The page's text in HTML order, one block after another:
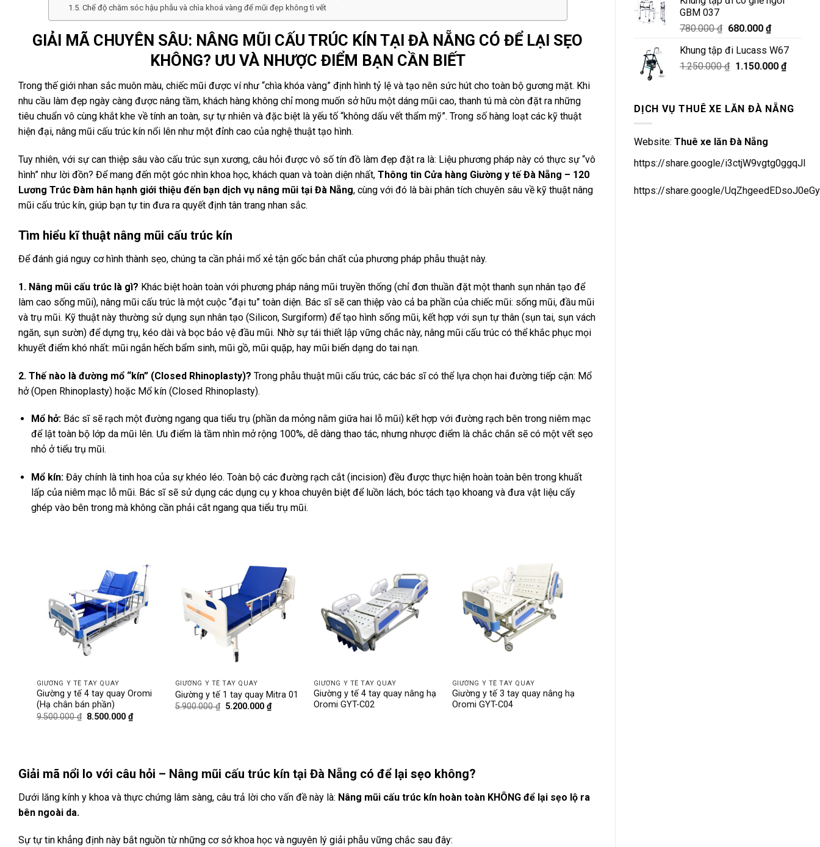
Chế độ chăm sóc hậu phẫu và chìa khoá vàng để mũi đẹp không tì vết
GIẢI MÃ CHUYÊN SÂU: NÂNG MŨI CẤU TRÚC KÍN TẠI ĐÀ NẴNG CÓ ĐỂ LẠI SẸO
KHÔNG? ƯU VÀ NHƯỢC ĐIỂM BẠN CẦN BIẾT
Trong thế giới nhan sắc muôn màu, chiếc mũi được ví như “chìa khóa vàng” định hình tỷ lệ và tạo nên sức hút cho toàn bộ gương mặt. Khi
nhu cầu làm đẹp ngày càng được nâng tầm, khách hàng không chỉ mong muốn sở hữu một dáng mũi cao, thanh tú mà còn đặt ra những
tiêu chuẩn vô cùng khắt khe về tính an toàn, sự tự nhiên và đặc biệt là yếu tố “không dấu vết thẩm mỹ”. Trong số hàng loạt các kỹ thuật
hiện đại, nâng mũi cấu trúc kín nổi lên như một đỉnh cao của nghệ thuật tạo hình.
Tuy nhiên, với sự can thiệp sâu vào cấu trúc sụn xương, câu hỏi được vô số tín đồ làm đẹp đặt ra là: Liệu phương pháp này có thực sự “vô
hình” như lời đồn? Để mang đến một góc nhìn khoa học, khách quan và toàn diện nhất, Thông tin Cửa hàng Giường y tế Đà Nẵng – 120
Lương Trúc Đàm hân hạnh giới thiệu đến bạn dịch vụ nâng mũi tại Đà Nẵng, cùng với đó là bài phân tích chuyên sâu về kỹ thuật nâng
mũi cấu trúc kín, giúp bạn tự tin đưa ra quyết định tân trang nhan sắc.
Tìm hiểu kĩ thuật nâng mũi cấu trúc kín
Để đánh giá nguy cơ hình thành sẹo, chúng ta cần phải mổ xẻ tận gốc bản chất của phương pháp phẫu thuật này.
1. Nâng mũi cấu trúc là gì? Khác biệt hoàn toàn với phương pháp nâng mũi truyền thống (chỉ đơn thuần đặt một thanh sụn nhân tạo để
làm cao sống mũi), nâng mũi cấu trúc là một cuộc “đại tu” toàn diện. Bác sĩ sẽ can thiệp vào cả ba phần của chiếc mũi: sống mũi, đầu mũi
và trụ mũi. Kỹ thuật này thường sử dụng sụn nhân tạo (Silicon, Surgiform) để tạo hình sống mũi, kết hợp với sụn tự thân (sụn tai, sụn vách
ngăn, sụn sườn) để dựng trụ, kéo dài và bọc bảo vệ đầu mũi. Nhờ sự tái thiết lập vững chắc này, nâng mũi cấu trúc có thể khắc phục mọi
khuyết điểm khó nhất: mũi ngắn hếch bẩm sinh, mũi gồ, mũi quặp, hay mũi biến dạng do tai nạn.
2. Thế nào là đường mổ “kín” (Closed Rhinoplasty)? Trong phẫu thuật mũi cấu trúc, các bác sĩ có thể lựa chọn hai đường tiếp cận: Mổ
hở (Open Rhinoplasty) hoặc Mổ kín (Closed Rhinoplasty).
Mổ hở:Bác sĩ sẽ rạch một đường ngang qua tiểu trụ (phần da mỏng nằm giữa hai lỗ mũi) kết hợp với đường rạch bên trong niêm mạc
để lật toàn bộ lớp da mũi lên. Ưu điểm là tầm nhìn mở rộng 100%, dễ dàng thao tác, nhưng nhược điểm là chắc chắn sẽ có một vết sẹo
nhỏ ở tiểu trụ mũi.
Mổ kín:Đây chính là tinh hoa của sự khéo léo. Toàn bộ các đường rạch cắt (incision) đều được thực hiện hoàn toàn bên trong khuất
lấp của niêm mạc lỗ mũi. Bác sĩ sẽ sử dụng các dụng cụ y khoa chuyên biệt để luồn lách, bóc tách tạo khoang và đưa vật liệu cấy
ghép vào bên trong mà không cần phải cắt ngang qua tiểu trụ mũi.
GIƯỜNG Y TẾ TAY QUAY
Giường y tế 4 tay quay Oromi
(Hạ chân bán phần)
9.500.000₫ Giá
8.500.000₫Giá
hiện
GIƯỜNG Y TẾ TAY QUAY
Giường y tế 1 tay quay Mitra 01
5.900.000₫ Giá
5.200.000₫Giá
hiện
GIƯỜNG Y TẾ TAY QUAY
Giường y tế 4 tay quay nâng hạ
Oromi GYT-C02
GIƯỜNG Y TẾ TAY QUAY
Giường y tế 3 tay quay nâng hạ
Oromi GYT-C04
Giải mã nổi lo với câu hỏi – Nâng mũi cấu trúc kín tại Đà Nẵng có để lại sẹo không?
Dưới lăng kính y khoa và thực chứng lâm sàng, câu trả lời cho vấn đề này là: Nâng mũi cấu trúc kín hoàn toàn KHÔNG để lại sẹo lộ ra
bên ngoài da.
Sự tự tin khẳng định này bắt nguồn từ những cơ sở khoa học và nguyên lý giải phẫu vững chắc sau đây:
15.000.000 ₫.
GBM 037
780.000₫ Giá
là:
780.000 ₫.
680.000 ₫Giá
tại
là:
Khung tập đi Lucass W67
1.250.000₫ Giá
1.250.000 ₫.
1.150.000 ₫Giá
là:
DỊCH VỤ THUÊ XE LĂN ĐÀ NẴNG
Website: Thuê xe lăn Đà Nẵng
https://share.google/i3ctjW9vgtg0ggqJl
https://share.google/UqZhgeedEDsoJ0eGy